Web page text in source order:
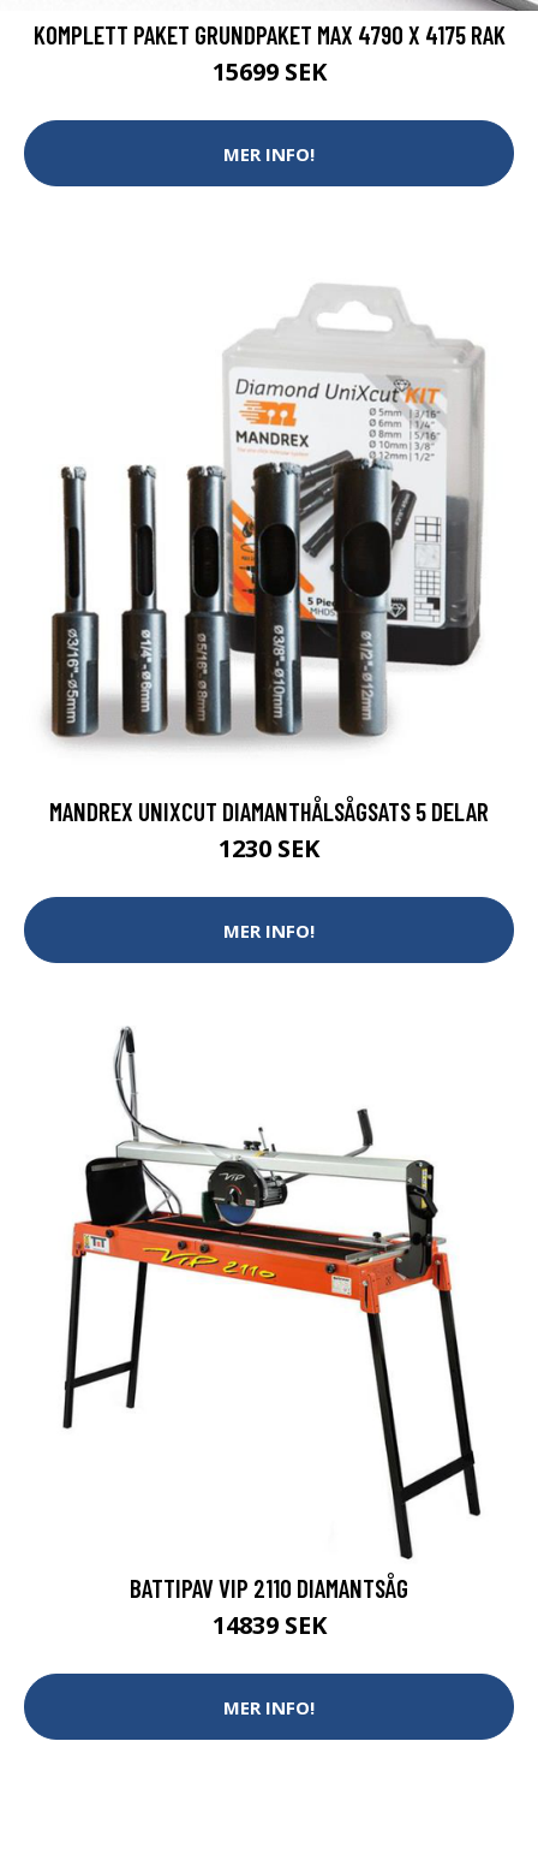
KOMPLETT PAKET GRUNDPAKET MAX 4790 X 4175 RAK
15699 SEK
MER INFO!
MANDREX UNIXCUT DIAMANTHÅLSÅGSATS 5 DELAR
1230 SEK
MER INFO!
BATTIPAV VIP 2110 DIAMANTSÅG
14839 SEK
MER INFO!